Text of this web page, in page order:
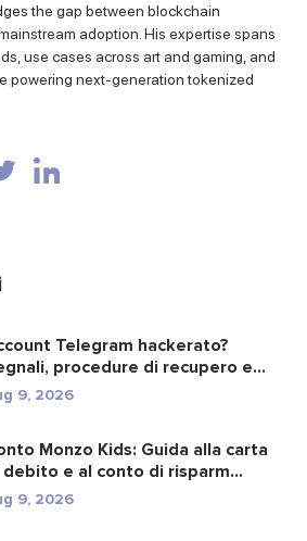
the gap between blockchain
adoption. His expertise spans
use cases across art and gaming, and
powering next-generation tokenized
Telegram hackerato?
procedure di recupero e
9, 2026
Monzo Kids: Guida alla carta
debito e al conto di risparm...
9, 2026